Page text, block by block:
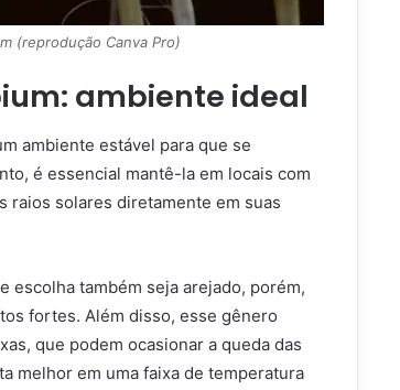
(reprodução Canva Pro)
ambiente ideal
ambiente estável para que se
é essencial mantê-la em locais com
raios solares diretamente em suas
escolha também seja arejado, porém,
fortes. Além disso, esse gênero
que podem ocasionar a queda das
melhor em uma faixa de temperatura